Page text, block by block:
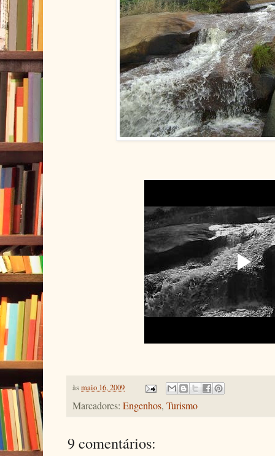
àsmaio 16, 2009
Marcadores: Engenhos, Turismo
9 comentários: